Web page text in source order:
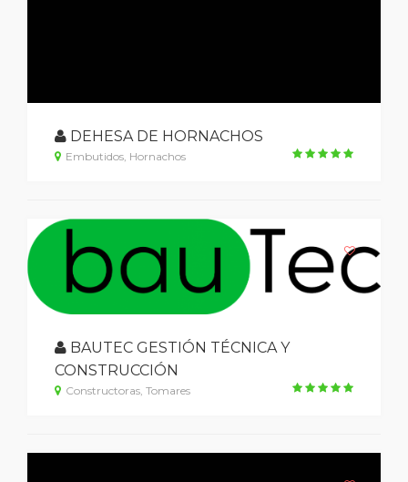
DEHESA DE HORNACHOS
Embutidos, Hornachos
BAUTEC GESTIÓN TÉCNICA Y
CONSTRUCCIÓN
Constructoras, Tomares